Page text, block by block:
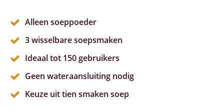
Alleen soeppoeder
3 wisselbare soepsmaken
Ideaal tot 150 gebruikers
Geen wateraansluiting nodig
Keuze uit tien smaken soep